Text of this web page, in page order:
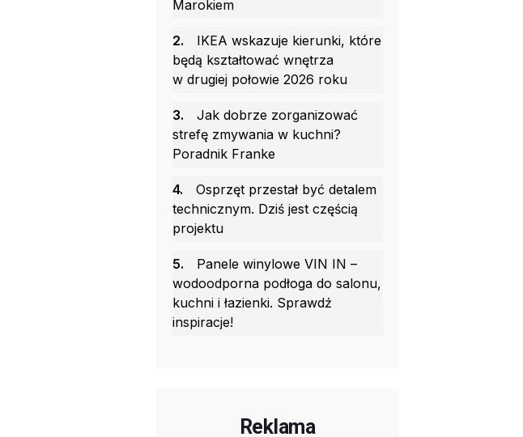
Marokiem
2.
IKEA wskazuje kierunki, które
będą kształtować wnętrza
w drugiej połowie 2026 roku
3.
Jak dobrze zorganizować
strefę zmywania w kuchni?
Poradnik Franke
4.
Osprzęt przestał być detalem
technicznym. Dziś jest częścią
projektu
5.
Panele winylowe VIN IN –
wodoodporna podłoga do salonu,
kuchni i łazienki. Sprawdź
inspiracje!
Reklama